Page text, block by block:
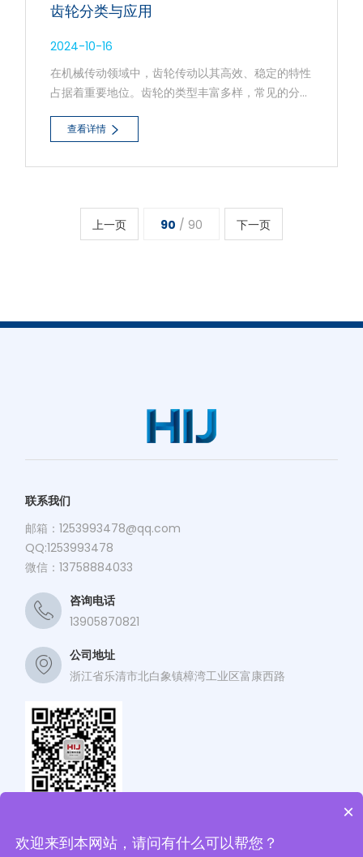
齿轮分类与应用
2024-10-16
在机械传动领域中，齿轮传动以其高效、稳定的特性
占据着重要地位。齿轮的类型丰富多样，常见的分类
方式主要有按轴的布置方式、齿线相对于齿轮母线方
向、齿轮传动工作条件以及齿廓曲线和齿面硬度等。
查看详情
上一页 90 / 90 下一页
联系我们
邮箱：1253993478@qq.com
QQ:1253993478
微信：13758884033
咨询电话
13905870821
公司地址
浙江省乐清市北白象镇樟湾工业区富康西路
×
欢迎来到本网站，请问有什么可以帮您？